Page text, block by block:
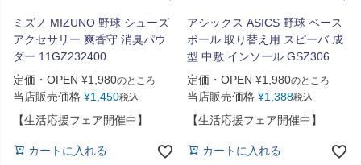
ミズノ MIZUNO 野球 シューズ
アクセサリー 爽香守 消臭パウ
ダー 11GZ232400
定価・OPEN ¥1,980のところ
当店販売価格 ¥1,450税込
【生活応援フェア開催中】
カートに入れる
アシックス ASICS 野球 ベース
ボール 取り替え用 スピーバ 成
型 中敷 インソール GSZ306
定価・OPEN ¥1,980のところ
当店販売価格 ¥1,388税込
【生活応援フェア開催中】
カートに入れる